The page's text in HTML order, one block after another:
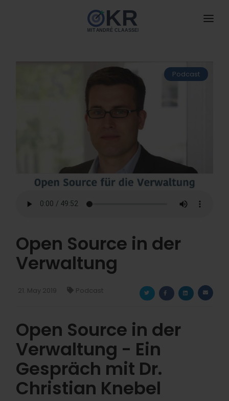
BLOG
PODCAST
Podcast
Open Source in der
Verwaltung
21. May 2019 Podcast
Open Source in der
Verwaltung - Ein
Gespräch mit Dr.
Christian Knebel